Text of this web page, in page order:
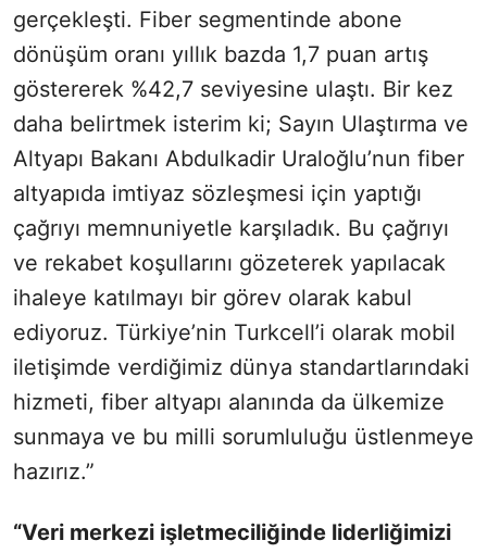
gerçekleşti. Fiber segmentinde abone
dönüşüm oranı yıllık bazda 1,7 puan artış
göstererek %42,7 seviyesine ulaştı. Bir kez
daha belirtmek isterim ki; Sayın Ulaştırma ve
Altyapı Bakanı Abdulkadir Uraloğlu’nun fiber
altyapıda imtiyaz sözleşmesi için yaptığı
çağrıyı memnuniyetle karşıladık. Bu çağrıyı
ve rekabet koşullarını gözeterek yapılacak
ihaleye katılmayı bir görev olarak kabul
ediyoruz. Türkiye’nin Turkcell’i olarak mobil
iletişimde verdiğimiz dünya standartlarındaki
hizmeti, fiber altyapı alanında da ülkemize
sunmaya ve bu milli sorumluluğu üstlenmeye
hazırız.”
“Veri merkezi işletmeciliğinde liderliğimizi